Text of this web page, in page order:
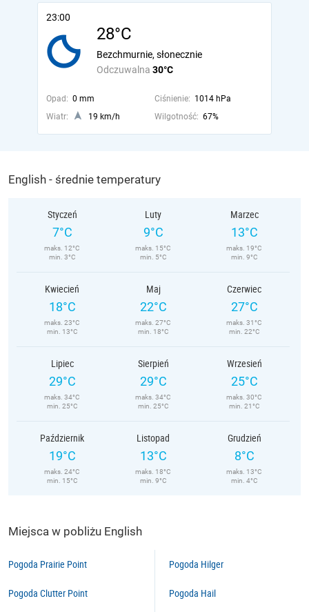
23:00
28°C
Odczuwalna 30°C
Bezchmurnie, słonecznie
Opad: 0 mm Ciśnienie: 1014 hPa
Wiatr:
19 km/h Wilgotność: 67%
English - średnie temperatury
Styczeń
7°C
maks. 12°C
min. 3°C
Luty
9°C
maks. 15°C
min. 5°C
Marzec
13°C
maks. 19°C
min. 9°C
Kwiecień
18°C
maks. 23°C
min. 13°C
Maj
22°C
maks. 27°C
min. 18°C
Czerwiec
27°C
maks. 31°C
min. 22°C
Lipiec
29°C
maks. 34°C
min. 25°C
Sierpień
29°C
maks. 34°C
min. 25°C
Wrzesień
25°C
maks. 30°C
min. 21°C
Październik
19°C
maks. 24°C
min. 15°C
Listopad
13°C
maks. 18°C
min. 9°C
Grudzień
8°C
maks. 13°C
min. 4°C
Miejsca w pobliżu English
Pogoda Prairie Point
Pogoda Clutter Point
Pogoda Hilger
Pogoda Hail